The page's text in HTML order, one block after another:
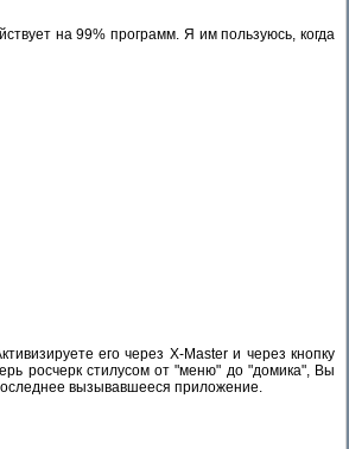
на 99% программ. Я им пользуюсь, когда
его через Х-Master и через кнопку
росчерк стилусом от "меню" до "домика", Вы
вызывавшееся приложение.